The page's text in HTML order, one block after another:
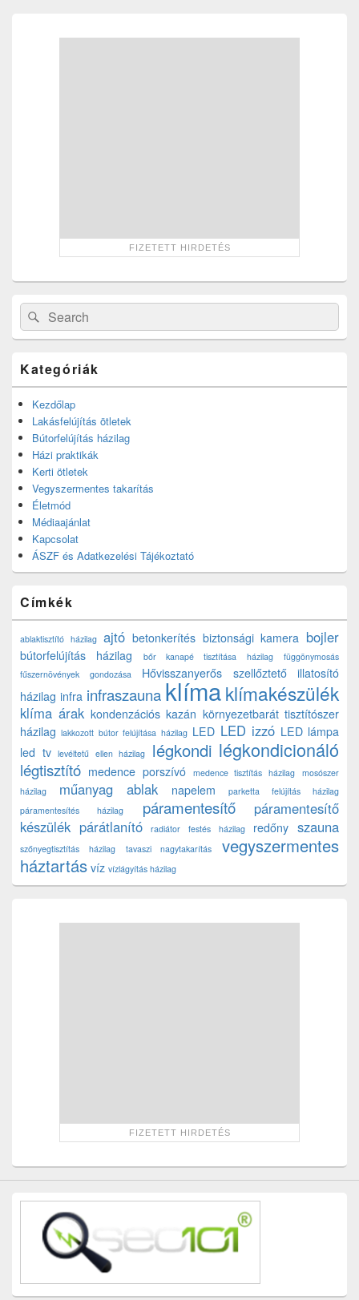
Search
for:
Search
Kategóriák
Kezdőlap
Lakásfelújítás ötletek
Bútorfelújítás házilag
Házi praktikák
Kerti ötletek
Vegyszermentes takarítás
Életmód
Médiaajánlat
Kapcsolat
ÁSZF és Adatkezelési Tájékoztató
Címkék
ablaktisztító házilag ajtó betonkerítés biztonsági kamera bojler
bútorfelújítás házilag bőr kanapé tisztítása házilag
függönymosás
fűszernövények gondozása
Hővisszanyerős szellőztető
illatosító
házilag infra infraszauna klímaklímakészülék
klíma árak kondenzációs kazán környezetbarát tisztítószer
házilag lakkozott bútor felújítása házilag LED LED izzó LED lámpa
led tv levéltetű ellen házilag légkondi légkondicionáló
légtisztító medence porszívó medence tisztítás házilag
mosószer
házilag
műanyag ablak napelem
parketta felújítás házilag
páramentesítés házilag
páramentesítő
páramentesítő
készülék párátlanító radiátor festés házilag redőny szauna
szőnyegtisztítás házilag tavaszi nagytakarítás
vegyszermentes
háztartás víz vízlágyítás házilag